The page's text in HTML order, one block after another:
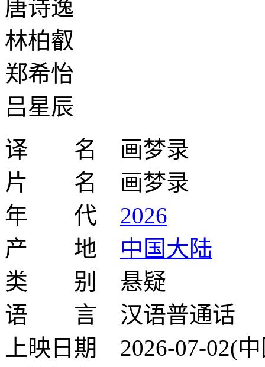
唐诗逸
林柏叡
郑希怡
吕星辰
译 名 画梦录
片 名 画梦录
年 代 2026
产 地 中国大陆
类 别 悬疑
语 言 汉语普通话
上映日期 2026-07-02(